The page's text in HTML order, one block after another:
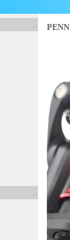
PENN